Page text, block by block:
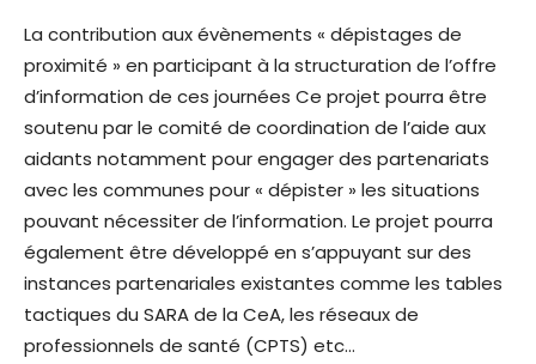
La contribution aux évènements « dépistages de
proximité » en participant à la structuration de l’offre
d’information de ces journées Ce projet pourra être
soutenu par le comité de coordination de l’aide aux
aidants notamment pour engager des partenariats
avec les communes pour « dépister » les situations
pouvant nécessiter de l’information. Le projet pourra
également être développé en s’appuyant sur des
instances partenariales existantes comme les tables
tactiques du SARA de la CeA, les réseaux de
professionnels de santé (CPTS) etc…